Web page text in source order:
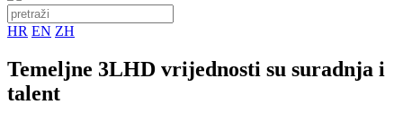
HR EN ZH
Temeljne 3LHD vrijednosti su suradnja i
talent